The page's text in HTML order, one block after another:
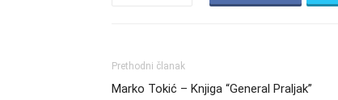
Prethodni članak
Marko Tokić – Knjiga “General Praljak”